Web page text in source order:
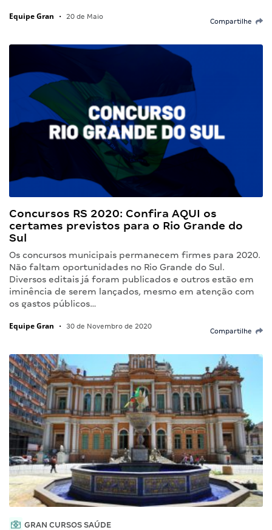
Equipe Gran • 20 de Maio
Compartilhe
Concursos RS 2020: Confira AQUI os
certames previstos para o Rio Grande do
Sul
Os concursos municipais permanecem firmes para 2020.
Não faltam oportunidades no Rio Grande do Sul.
Diversos editais já foram publicados e outros estão em
iminência de serem lançados, mesmo em atenção com
os gastos públicos…
Equipe Gran • 30 de Novembro de 2020
Compartilhe
GRAN CURSOS SAÚDE